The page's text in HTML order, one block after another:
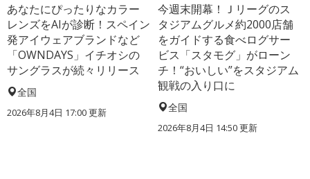
あなたにぴったりなカラー
レンズをAIが診断！スペイン
発アイウェアブランドなど
「OWNDAYS」イチオシの
サングラスが続々リリース
全国
2026年8月4日 17:00更新
今週末開幕！Ｊリーグのス
タジアムグルメ約2000店舗
をガイドする食べログサー
ビス「スタモグ」がローン
チ！“おいしい”をスタジアム
観戦の入り口に
全国
2026年8月4日 14:50更新